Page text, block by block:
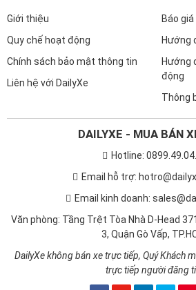
Giới thiệu
Quy chế hoạt động
Chính sách bảo mật thông tin
Liên hệ với DailyXe
Báo
Hướng
Hướng
động
Thông
DAILYXE - MUA BÁN
Hotline:
Email hỗ trợ:
Email kinh doanh:
Văn phòng: Tầng Trệt Tòa Nhà D-Head
3, Quận Gò Vấp,
DailyXe không bán xe trực tiếp, Quý Khách
trực tiếp người đăng